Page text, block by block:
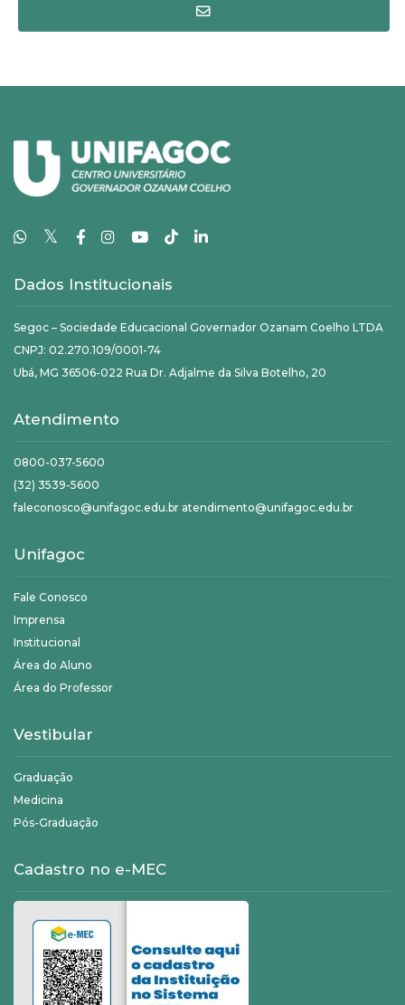
𝕏
Dados Institucionais
Segoc – Sociedade Educacional Governador Ozanam Coelho LTDA
CNPJ: 02.270.109/0001-74
Ubá, MG 36506-022 Rua Dr. Adjalme da Silva Botelho, 20
Atendimento
0800-037-5600
(32) 3539-5600
faleconosco@unifagoc.edu.br atendimento@unifagoc.edu.br
Unifagoc
Fale Conosco
Imprensa
Institucional
Área do Aluno
Área do Professor
Vestibular
Graduação
Medicina
Pós-Graduação
Cadastro no e-MEC